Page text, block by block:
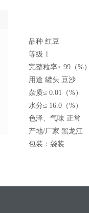
品种 红豆
等级 1
完整粒率≥ 99 （%
用途 罐头 豆沙
杂质≤ 0.01 （%）
水分≤ 16.0 （%）
色泽、气味 正常
产地/厂家 黑龙江
包装：袋装